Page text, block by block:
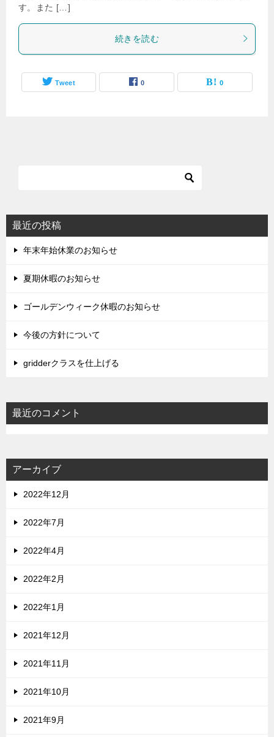
す。また […]
続きを読む
Tweet 0 0
最近の投稿
年末年始休業のお知らせ
夏期休暇のお知らせ
ゴールデンウィーク休暇のお知らせ
今後の方針について
gridderクラスを仕上げる
最近のコメント
アーカイブ
2022年12月
2022年7月
2022年4月
2022年2月
2022年1月
2021年12月
2021年11月
2021年10月
2021年9月